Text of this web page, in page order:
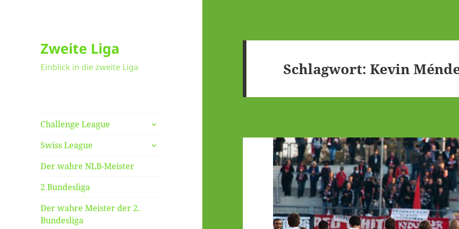
Zweite Liga
Einblick in die zweite Liga
Challenge League
untermenü
anzeigen
Swiss League
untermenü
anzeigen
Der wahre NLB-Meister
2 Bundesliga
Der wahre Meister der 2.
Bundesliga
Schlagwort:Kevin